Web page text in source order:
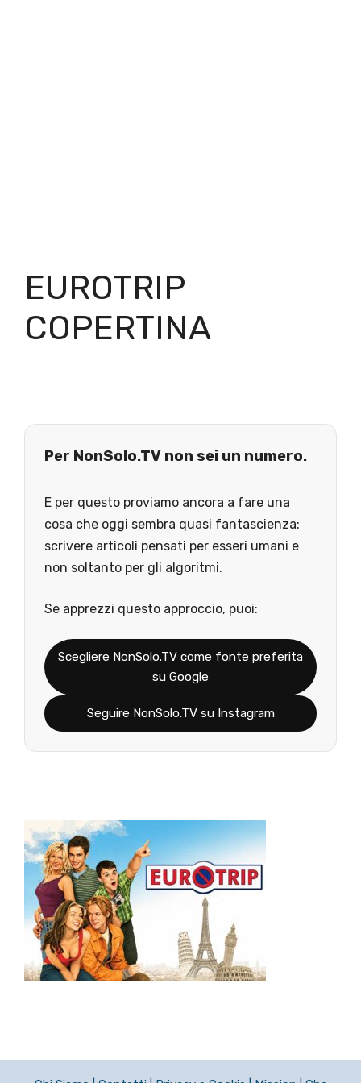
EUROTRIP
COPERTINA
Per NonSolo.TV non sei un numero.
E per questo proviamo ancora a fare una
cosa che oggi sembra quasi fantascienza:
scrivere articoli pensati per esseri umani e
non soltanto per gli algoritmi.
Se apprezzi questo approccio, puoi:
Scegliere NonSolo.TV come fonte preferita
su Google
Seguire NonSolo.TV su Instagram